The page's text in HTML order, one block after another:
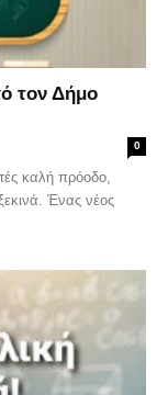
τον Δήμο
0
καλή πρόοδο,
Ένας νέος